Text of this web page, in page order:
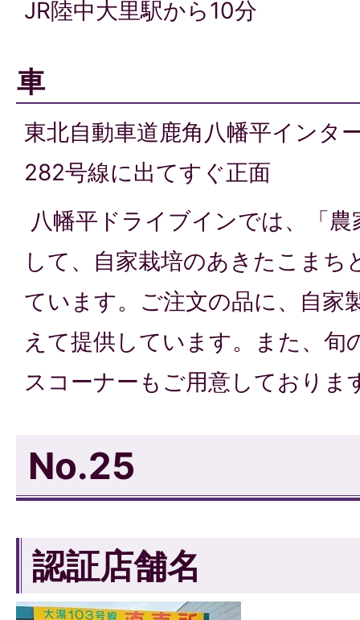
JR陸中大里駅から10分
車
東北自動車道鹿角八幡平インタ
282号線に出てすぐ正面
八幡平ドライブインでは、「
して、自家栽培のあきたこまち
ています。ご注文の品に、自家
えて提供しています。また、旬
スコーナーもご用意しておりま
No.25
認証店舗名